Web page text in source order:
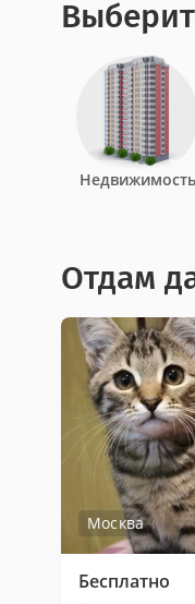
Недвижимость
Отдам
Москва
Бесплатно